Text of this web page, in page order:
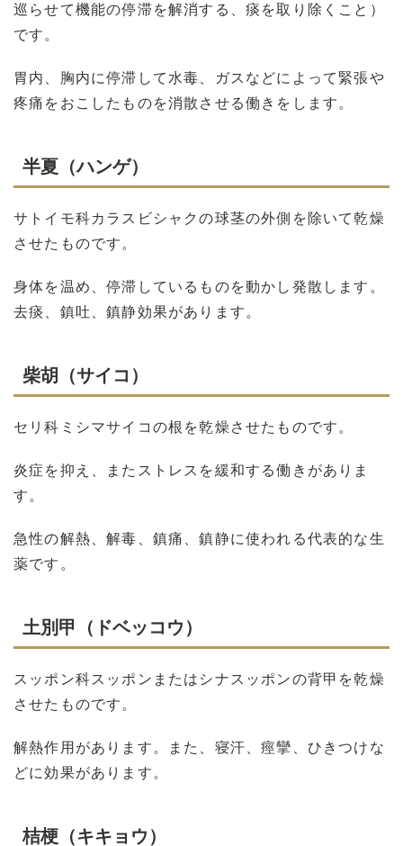
巡らせて機能の停滞を解消する、痰を取り除くこと）
です。
胃内、胸内に停滞して水毒、ガスなどによって緊張や
疼痛をおこしたものを消散させる働きをします。
半夏（ハンゲ）
サトイモ科カラスビシャクの球茎の外側を除いて乾燥
させたものです。
身体を温め、停滞しているものを動かし発散します。
去痰、鎮吐、鎮静効果があります。
柴胡（サイコ）
セリ科ミシマサイコの根を乾燥させたものです。
炎症を抑え、またストレスを緩和する働きがありま
す。
急性の解熱、解毒、鎮痛、鎮静に使われる代表的な生
薬です。
土別甲（ドベッコウ）
スッポン科スッポンまたはシナスッポンの背甲を乾燥
させたものです。
解熱作用があります。また、寝汗、痙攣、ひきつけな
どに効果があります。
桔梗（キキョウ）